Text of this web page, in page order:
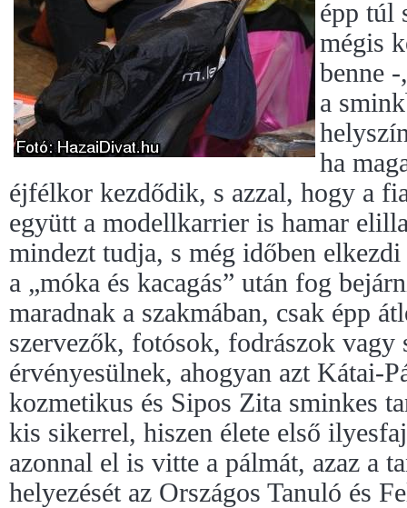
épp túl
mégis
benne
a
ha
éjfélkor kezdődik, s azzal, hogy a
együtt a modellkarrier is hamar
mindezt tudja, s még időben
a „móka és kacagás” után fog
maradnak a szakmában, csak épp
szervezők, fotósok, fodrászok vagy
érvényesülnek, ahogyan azt Kátai-
kozmetikus és Sipos Zita sminkes
kis sikerrel, hiszen élete első
azonnal el is vitte a pálmát, azaz a
helyezését az Országos Tanuló és